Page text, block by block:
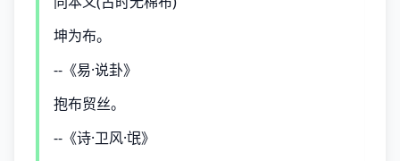
坤为布。
--《易·说卦》
抱布贸丝。
--《诗·卫风·氓》